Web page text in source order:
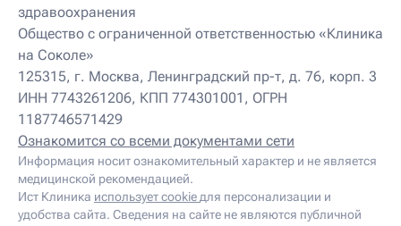
здравоохранения
Общество с ограниченной ответственностью «Клиника
на Соколе»
125315, г. Москва, Ленинградский пр-т, д. 76, корп. 3
ИНН 7743261206, КПП 774301001, ОГРН
1187746571429
Ознакомится со всеми документами сети
Информация носит ознакомительный характер и не является
медицинской рекомендацией.
Ист Клиника использует cookie для персонализации и
удобства сайта. Сведения на сайте не являются публичной